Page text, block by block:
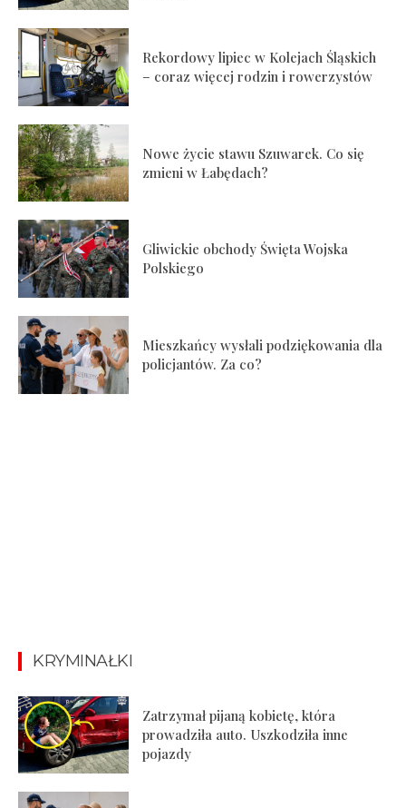
Rekordowy lipiec w Kolejach Śląskich
– coraz więcej rodzin i rowerzystów
Nowe życie stawu Szuwarek. Co się
zmieni w Łabędach?
Gliwickie obchody Święta Wojska
Polskiego
Mieszkańcy wysłali podziękowania dla
policjantów. Za co?
KRYMINAŁKI
Zatrzymał pijaną kobietę, która
prowadziła auto. Uszkodziła inne
pojazdy